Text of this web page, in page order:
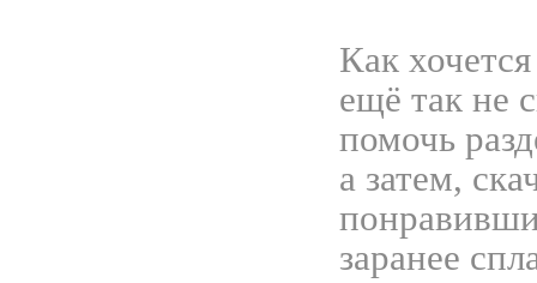
Как
ещё так не
помочь
а затем,
заранее